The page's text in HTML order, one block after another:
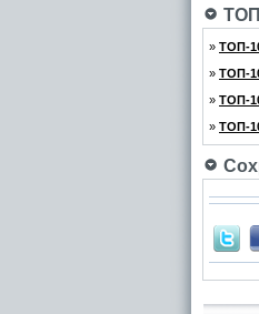
» ТОП-
» ТОП-
» ТОП-
» ТОП-